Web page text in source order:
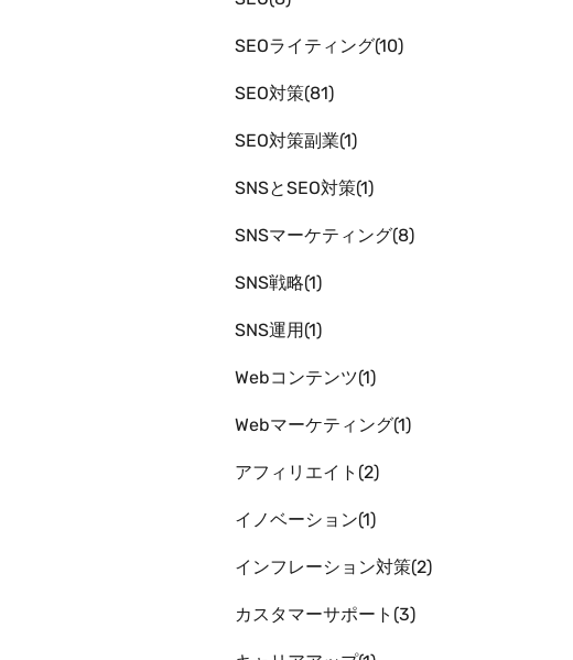
SEOライティング 10
SEO対策 81
SEO対策副業 1
SNSとSEO対策 1
SNSマーケティング 8
SNS戦略 1
SNS運用 1
Webコンテンツ 1
Webマーケティング 1
アフィリエイト 2
イノベーション 1
インフレーション対策 2
カスタマーサポート 3